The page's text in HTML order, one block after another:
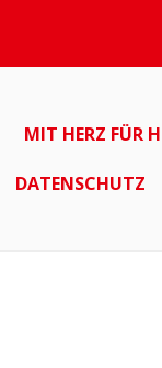
MIT HERZ FÜR
DATENSCHUTZ